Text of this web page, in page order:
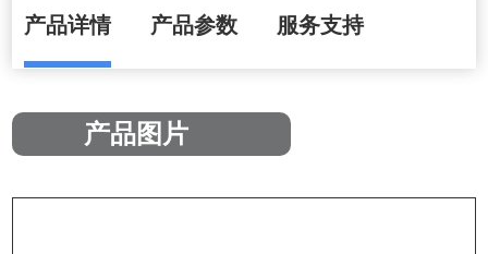
产品详情 产品参数 服务支持
产品图片